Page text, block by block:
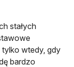
stałych
wtedy, gdy
bardzo